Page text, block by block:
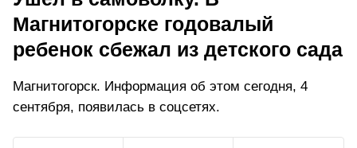
Магнитогорске годовалый
ребенок сбежал из детского сада
Магнитогорск. Информация об этом сегодня, 4
сентября, появилась в соцсетях.